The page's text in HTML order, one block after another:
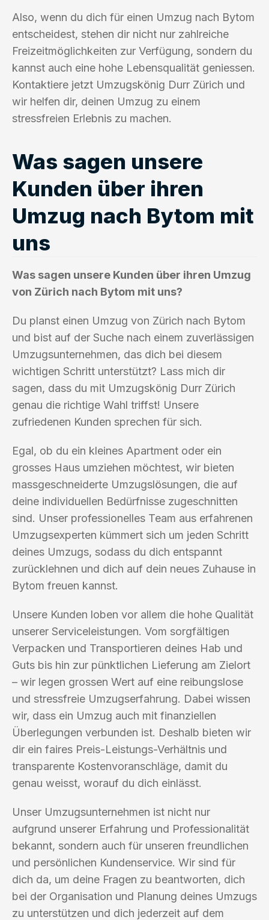
Also, wenn du dich für einen Umzug nach Bytom
entscheidest, stehen dir nicht nur zahlreiche
Freizeitmöglichkeiten zur Verfügung, sondern du
kannst auch eine hohe Lebensqualität geniessen.
Kontaktiere jetzt Umzugskönig Durr Zürich und
wir helfen dir, deinen Umzug zu einem
stressfreien Erlebnis zu machen.
Was sagen unsere
Kunden über ihren
Umzug nach Bytom mit
uns
Was sagen unsere Kunden über ihren Umzug
von Zürich nach Bytom mit uns?
Du planst einen Umzug von Zürich nach Bytom
und bist auf der Suche nach einem zuverlässigen
Umzugsunternehmen, das dich bei diesem
wichtigen Schritt unterstützt? Lass mich dir
sagen, dass du mit Umzugskönig Durr Zürich
genau die richtige Wahl triffst! Unsere
zufriedenen Kunden sprechen für sich.
Egal, ob du ein kleines Apartment oder ein
grosses Haus umziehen möchtest, wir bieten
massgeschneiderte Umzugslösungen, die auf
deine individuellen Bedürfnisse zugeschnitten
sind. Unser professionelles Team aus erfahrenen
Umzugsexperten kümmert sich um jeden Schritt
deines Umzugs, sodass du dich entspannt
zurücklehnen und dich auf dein neues Zuhause in
Bytom freuen kannst.
Unsere Kunden loben vor allem die hohe Qualität
unserer Serviceleistungen. Vom sorgfältigen
Verpacken und Transportieren deines Hab und
Guts bis hin zur pünktlichen Lieferung am Zielort
– wir legen grossen Wert auf eine reibungslose
und stressfreie Umzugserfahrung. Dabei wissen
wir, dass ein Umzug auch mit finanziellen
Überlegungen verbunden ist. Deshalb bieten wir
dir ein faires Preis-Leistungs-Verhältnis und
transparente Kostenvoranschläge, damit du
genau weisst, worauf du dich einlässt.
Unser Umzugsunternehmen ist nicht nur
aufgrund unserer Erfahrung und Professionalität
bekannt, sondern auch für unseren freundlichen
und persönlichen Kundenservice. Wir sind für
dich da, um deine Fragen zu beantworten, dich
bei der Organisation und Planung deines Umzugs
zu unterstützen und dich jederzeit auf dem